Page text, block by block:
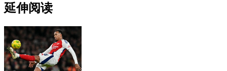
延伸阅读